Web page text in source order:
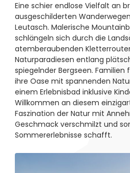
Eine schier endlose Vielfalt an
ausgeschilderten
Leutasch. Malerische
schlängeln sich durch die
atemberaubenden
Naturparadiesen entlang
spiegelnder Bergseen.
ihre Oase mit spannenden
einem Erlebnisbad inklusive
Willkommen an diesem
Faszination der Natur mit
Geschmack verschmilzt und
Sommererlebnisse schafft.